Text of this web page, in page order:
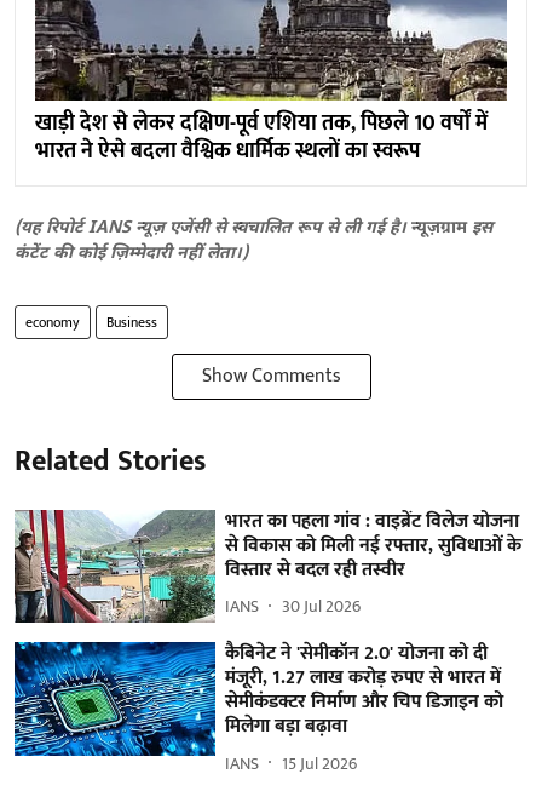
खाड़ी देश से लेकर दक्षिण-पूर्व एशिया तक, पिछले 10 वर्षों में
भारत ने ऐसे बदला वैश्विक धार्मिक स्थलों का स्वरूप
(यह रिपोर्ट IANS न्यूज़ एजेंसी से स्वचालित रूप से ली गई है।न्यूज़ग्राम इस
कंटेंट की कोई ज़िम्मेदारी नहीं लेता।)
economy Business
Show Comments
Related Stories
भारत का पहला गांव : वाइब्रेंट विलेज योजना
से विकास को मिली नई रफ्तार, सुविधाओं के
विस्तार से बदल रही तस्वीर
IANS 30 Jul 2026
कैबिनेट ने 'सेमीकॉन 2.0' योजना को दी
मंजूरी, 1.27 लाख करोड़ रुपए से भारत में
सेमीकंडक्टर निर्माण और चिप डिजाइन को
मिलेगा बड़ा बढ़ावा
IANS 15 Jul 2026